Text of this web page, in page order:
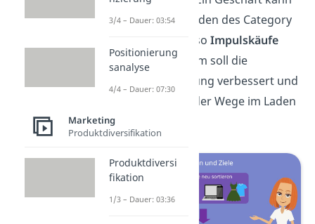
durch das Anwenden des Category
Managements also Impulskäufe
generieren. Zudem soll die
Kundenorientierung verbessert und
damit die Länge der Wege im Laden
verkürzt werden.
3/4 – Dauer: 03:54
Positionierung
sanalyse
4/4 – Dauer: 07:30
Marketing
Produktdiversifikation
Produktdiversi
fikation
1/3 – Dauer: 03:36